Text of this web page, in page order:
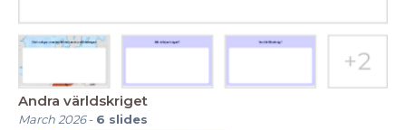
Andra världskriget
March 2026- 6 slides